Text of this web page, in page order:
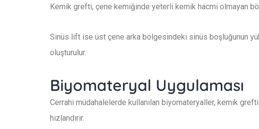
Kemik grefti, çene kemiğinde yeterli kemik hacmi olmayan
Sinüs lift ise üst çene arka bölgesindeki sinüs boşluğunun
oluşturulur.
Biyomateryal Uygulaması
Cerrahi müdahalelerde kullanılan biyomateryaller, kemik
hızlandırır.